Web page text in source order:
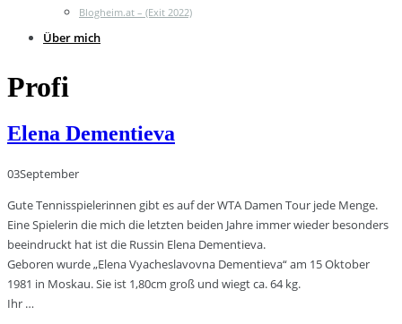
Blogheim.at – (Exit 2022)
Über mich
Profi
Elena Dementieva
03September
Gute Tennisspielerinnen gibt es auf der WTA Damen Tour jede Menge.
Eine Spielerin die mich die letzten beiden Jahre immer wieder besonders
beeindruckt hat ist die Russin Elena Dementieva.
Geboren wurde „Elena Vyacheslavovna Dementieva“ am 15 Oktober
1981 in Moskau. Sie ist 1,80cm groß und wiegt ca. 64 kg.
Ihr …